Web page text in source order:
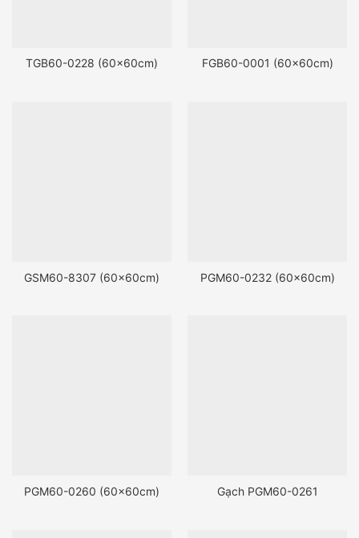
TGB60-0228 (60x60cm) FGB60-0001 (60x60cm)
GSM60-8307 (60x60cm) PGM60-0232 (60x60cm)
PGM60-0260 (60x60cm) Gạch PGM60-0261